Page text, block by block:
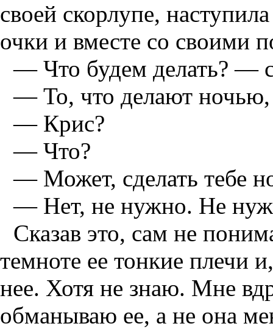
своей скорлупе,
очки и вместе со своими
— Что будем делать? —
— То, что делают
— Крис?
— Что?
— Может, сделать тебе
— Нет, не нужно. Не
Сказав это, сам не
темноте ее тонкие плечи
нее. Хотя не знаю. Мне
обманываю ее, а не она